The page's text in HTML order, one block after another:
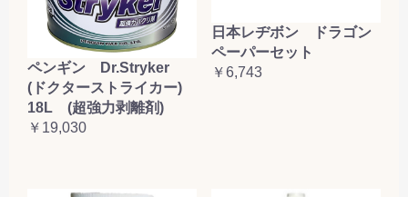
ペンギン Dr.Stryker
(ドクターストライカー)
18L (超強力剥離剤)
￥19,030
日本レヂボン ドラゴン
ペーパーセット
￥6,743